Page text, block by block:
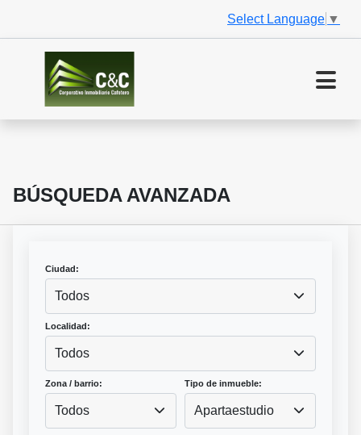
Select Language ▼
BÚSQUEDA AVANZADA
Ciudad:
Todos
Localidad:
Todos
Zona / barrio:
Todos
Tipo de inmueble:
Apartaestudio